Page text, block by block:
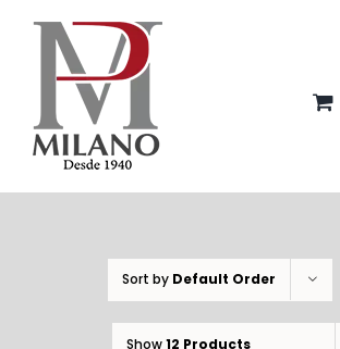
content
Sort by Default Order
Show12 Products